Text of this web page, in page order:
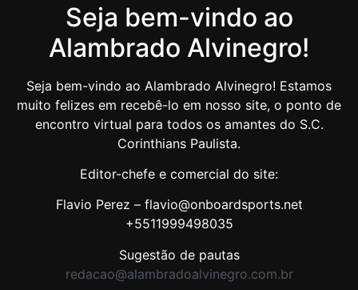
Seja bem-vindo ao
Alambrado Alvinegro!
Seja bem-vindo ao Alambrado Alvinegro! Estamos
muito felizes em recebê-lo em nosso site, o ponto de
encontro virtual para todos os amantes do S.C.
Corinthians Paulista.
Editor-chefe e comercial do site:
Flavio Perez – flavio@onboardsports.net
+5511999498035
Sugestão de pautas
redacao@alambradoalvinegro.com.br